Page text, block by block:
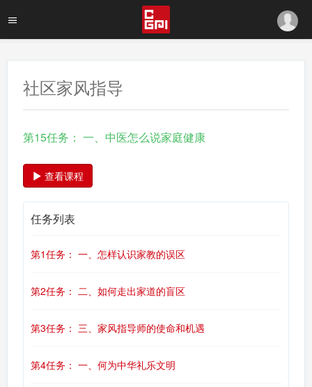
社区家风指导
第15任务： 一、中医怎么说家庭健康
查看课程
任务列表
第1任务： 一、怎样认识家教的误区
第2任务： 二、如何走出家道的盲区
第3任务： 三、家风指导师的使命和机遇
第4任务： 一、何为中华礼乐文明